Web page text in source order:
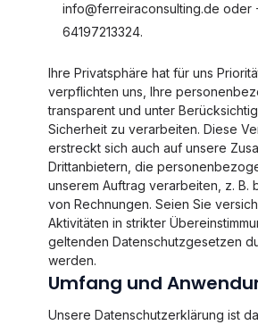
info@ferreiraconsulting.de oder
64197213324.
Ihre Privatsphäre hat für uns
verpflichten uns, Ihre
transparent und unter
Sicherheit zu verarbeiten. Diese
erstreckt sich auch auf unsere
Drittanbietern, die
unserem Auftrag verarbeiten, z. B.
von Rechnungen. Seien Sie
Aktivitäten in strikter
geltenden Datenschutzgesetzen
werden.
Umfang und
Unsere Datenschutzerklärung ist